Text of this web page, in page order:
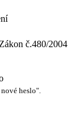
č.480/2004
heslo".